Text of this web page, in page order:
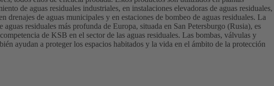
de aguas residuales industriales, en instalaciones elevadoras de aguas residuales,
drenajes de aguas municipales y en estaciones de bombeo de aguas residuales. La
aguas residuales más profunda de Europa, situada en San Petersburgo (Rusia), es
de KSB en el sector de las aguas residuales. Las bombas, válvulas y
ayudan a proteger los espacios habitados y la vida en el ámbito de la protección